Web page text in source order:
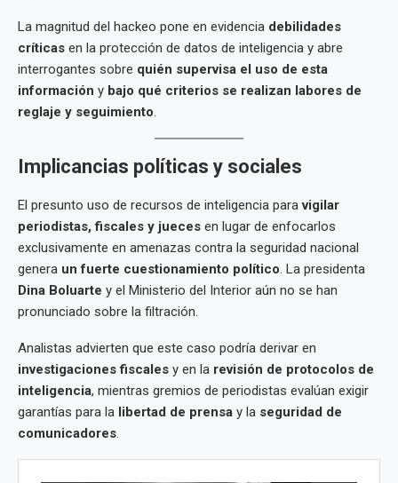
La magnitud del hackeo pone en evidencia debilidades
críticas en la protección de datos de inteligencia y abre
interrogantes sobre quién supervisa el uso de esta
información y bajo qué criterios se realizan labores de
reglaje y seguimiento.
Implicancias políticas y sociales
El presunto uso de recursos de inteligencia paravigilar
periodistas, fiscales y jueces en lugar de enfocarlos
exclusivamente en amenazas contra la seguridad nacional
genera un fuerte cuestionamiento político. La presidenta
Dina Boluarte y el Ministerio del Interior aún no se han
pronunciado sobre la filtración.
Analistas advierten que este caso podría derivar en
investigaciones fiscales y en la revisión de protocolos de
inteligencia, mientras gremios de periodistas evalúan exigir
garantías para la libertad de prensa y la seguridad de
comunicadores.